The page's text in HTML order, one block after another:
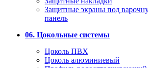
Защитные экраны под
панель
06. Цокольные системы
Цоколь ПВХ
Цоколь алюминиевый